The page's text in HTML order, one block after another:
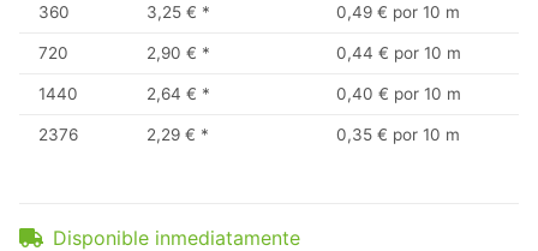
360 3,25 € * 0,49 € por 10 m
720 2,90 € * 0,44 € por 10 m
1440 2,64 € * 0,40 € por 10 m
2376 2,29 € * 0,35 € por 10 m
Disponible inmediatamente